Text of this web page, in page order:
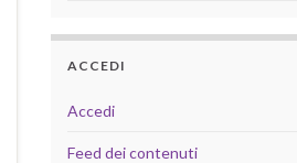
ACCEDI
Accedi
Feed dei contenuti